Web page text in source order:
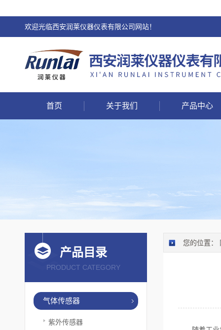
欢迎光临西安润莱仪器仪表有限公司网站！
首页 关于我们 产品中心
产品目录
PRODUCT CATEGORY
气体传感器
紫外传感器
您的位置：